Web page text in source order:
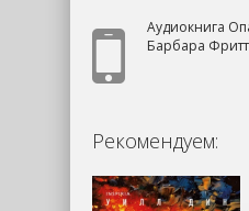
Аудиокнига
Барбара
Рекомендуем: